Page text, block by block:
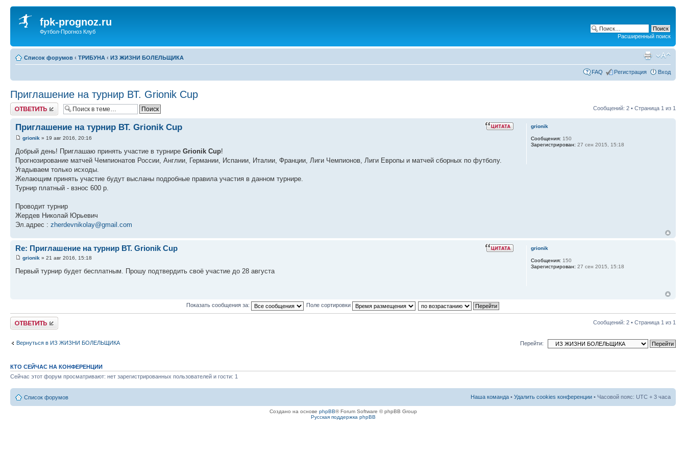
fpk-prognoz.ru
Футбол-Прогноз Клуб
Расширенный поиск
Список форумов ‹ ТРИБУНА ‹ ИЗ ЖИЗНИ БОЛЕЛЬЩИКА
FAQ Регистрация Вход
Приглашение на турнир ВТ. Grionik Cup
Ответить Сообщений: 2 • Страница 1 из 1
Приглашение на турнир ВТ. Grionik Cup
grionik » 19 авг 2016, 20:16
Добрый день! Приглашаю принять участие в турнире Grionik Cup!
Прогнозирование матчей Чемпионатов России, Англии, Германии, Испании, Италии, Франции, Лиги Чемпионов, Лиги Европы и матчей сборных по футболу.
Угадываем только исходы.
Желающим принять участие будут высланы подробные правила участия в данном турнире.
Турнир платный - взнос 600 р.
Проводит турнир
Жердев Николай Юрьевич
Эл.адрес : zherdevnikolay@gmail.com
grionik
Сообщения: 150
Зарегистрирован: 27 сен 2015, 15:18
Re: Приглашение на турнир ВТ. Grionik Cup
grionik » 21 авг 2016, 15:18
Первый турнир будет бесплатным. Прошу подтвердить своё участие до 28 августа
grionik
Сообщения: 150
Зарегистрирован: 27 сен 2015, 15:18
Показать сообщения за: Поле сортировки
Ответить Сообщений: 2 • Страница 1 из 1
Вернуться в ИЗ ЖИЗНИ БОЛЕЛЬЩИКА Перейти:
КТО СЕЙЧАС НА КОНФЕРЕНЦИИ
Сейчас этот форум просматривают: нет зарегистрированных пользователей и гости: 1
Список форумов Наша команда • Удалить cookies конференции • Часовой пояс: UTC + 3 часа
Создано на основе phpBB® Forum Software © phpBB Group
Русская поддержка phpBB